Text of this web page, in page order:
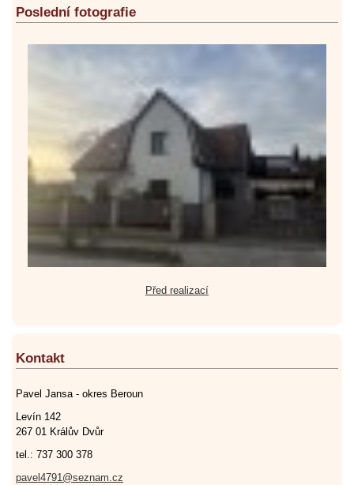
Poslední fotografie
Před realizací
Kontakt
Pavel Jansa - okres Beroun
Levín 142
267 01 Králův Dvůr
tel.: 737 300 378
pavel4791@seznam.cz